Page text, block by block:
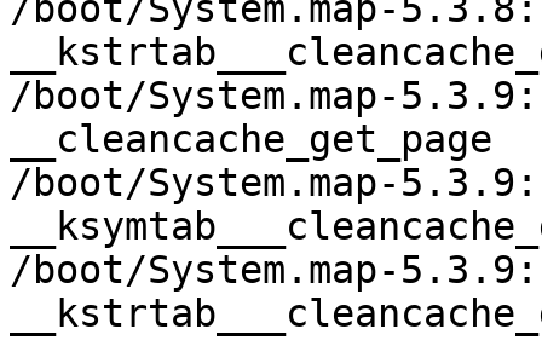
/boot/System.map-
/boot/System.map-
__cleancache_get_page
/boot/System.map-
/boot/System.map-